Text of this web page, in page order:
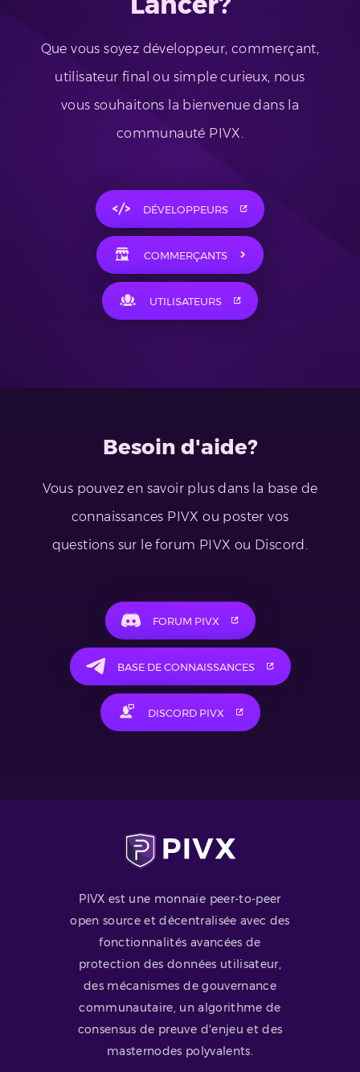
Que vous soyez développeur, commerçant,
utilisateur final ou simple curieux, nous
vous souhaitons la bienvenue dans la
communauté PIVX.
DÉVELOPPEURS
COMMERÇANTS
UTILISATEURS
Besoin d'aide?
Vous pouvez en savoir plus dans la base de
connaissances PIVX ou poster vos
questions sur le forum PIVX ou Discord.
FORUM PIVX
BASE DE CONNAISSANCES
DISCORD PIVX
PIVX est une monnaie peer-to-peer
open source et décentralisée avec des
fonctionnalités avancées de
protection des données utilisateur,
des mécanismes de gouvernance
communautaire, un algorithme de
consensus de preuve d'enjeu et des
masternodes polyvalents.